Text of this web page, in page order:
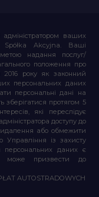
адміністратором ваших
Akcyjna. Ваші
надання послуг/
положення про
2016 року як законний
персональних даних
персональні дані на
зберігатися протягом 5
які переслідує
доступу до
або обмежити
із захисту
персональних даних є
може призвести до
AUTOSTRADOWYCH